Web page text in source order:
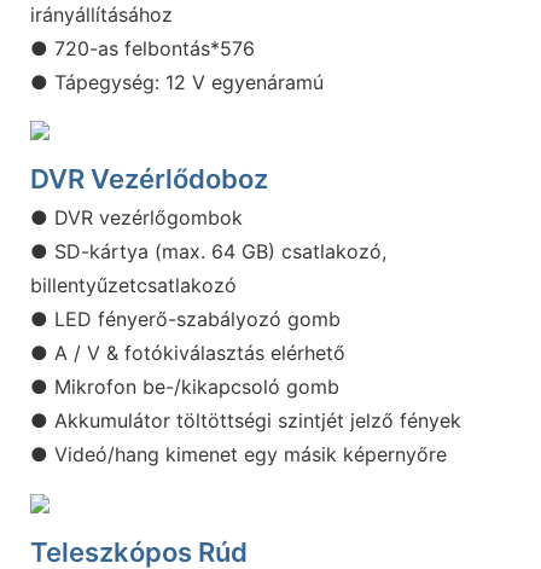
irányállításához
● 720-as felbontás*576
● Tápegység: 12 V egyenáramú
DVR Vezérlődoboz
● DVR vezérlőgombok
● SD-kártya (max. 64 GB) csatlakozó,
billentyűzetcsatlakozó
● LED fényerő-szabályozó gomb
● A / V & fotókiválasztás elérhető
● Mikrofon be-/kikapcsoló gomb
● Akkumulátor töltöttségi szintjét jelző fények
● Videó/hang kimenet egy másik képernyőre
Teleszkópos Rúd